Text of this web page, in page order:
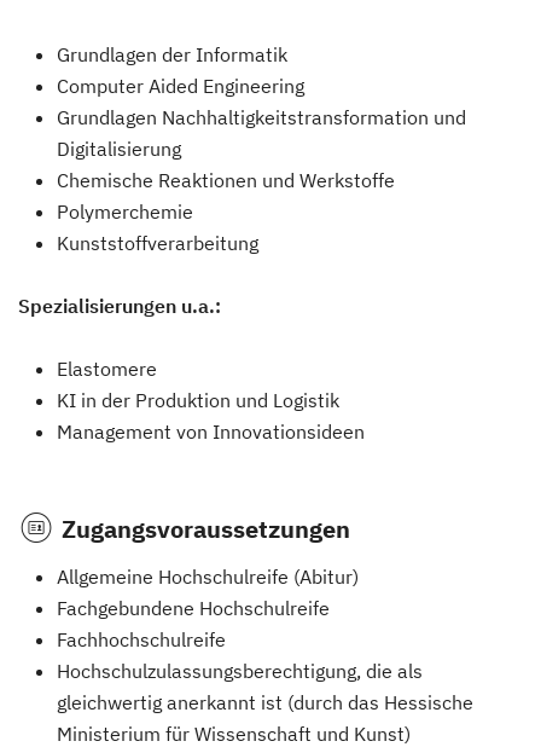
Grundlagen der Informatik
Computer Aided Engineering
Grundlagen Nachhaltigkeitstransformation und
Digitalisierung
Chemische Reaktionen und Werkstoffe
Polymerchemie
Kunststoffverarbeitung
Spezialisierungen u.a.:
Elastomere
KI in der Produktion und Logistik
Management von Innovationsideen
Zugangsvoraussetzungen
Allgemeine Hochschulreife (Abitur)
Fachgebundene Hochschulreife
Fachhochschulreife
Hochschulzulassungsberechtigung, die als
gleichwertig anerkannt ist (durch das Hessische
Ministerium für Wissenschaft und Kunst)